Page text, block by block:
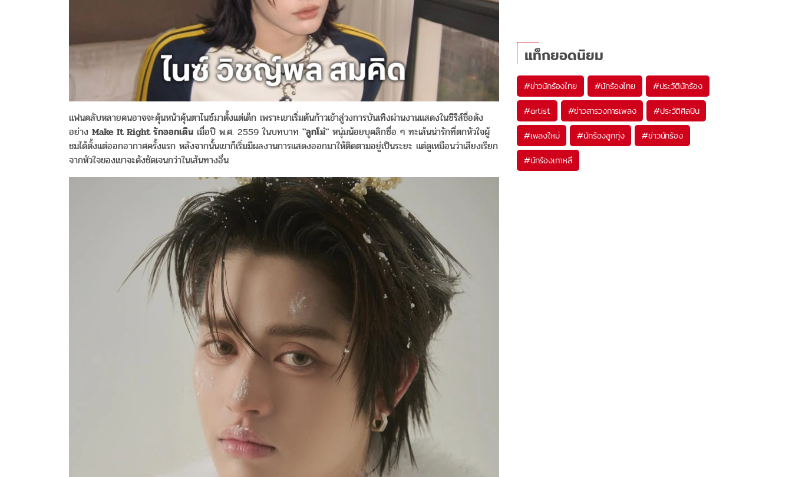
แฟนคลับหลายคนอาจจะคุ้นหน้าคุ้นตาไนซ์มาตั้งแต่เด็ก เพราะเขาเริ่มต้นก้าวเข้าสู่วงการบันเทิงผ่านงานแสดงในซีรีส์ชื่อดัง
อย่าง Make It Right รักออกเดิน เมื่อปี พ.ศ. 2559 ในบทบาท "ลูกโม่" หนุ่มน้อยบุคลิกซื่อ ๆ ทะเล้นน่ารักที่ตกหัวใจผู้
ชมได้ตั้งแต่ออกอากาศครั้งแรก หลังจากนั้นเขาก็เริ่มมีผลงานการแสดงออกมาให้ติดตามอยู่เป็นระยะ แต่ดูเหมือนว่าเสียงเรียก
จากหัวใจของเขาจะดังชัดเจนกว่าในเส้นทางอื่น
แท็กยอดนิยม
#ข่าวนักร้องไทย #นักร้องไทย #ประวัตินักร้อง
#artist #ข่าวสารวงการเพลง #ประวัติศิลปิน
#เพลงใหม่ #นักร้องลูกทุ่ง #ข่าวนักร้อง
#นักร้องเกาหลี